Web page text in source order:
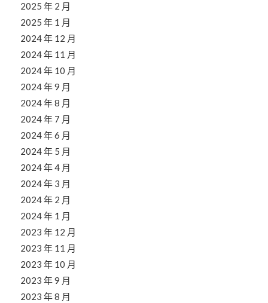
2025 年 2 月
2025 年 1 月
2024 年 12 月
2024 年 11 月
2024 年 10 月
2024 年 9 月
2024 年 8 月
2024 年 7 月
2024 年 6 月
2024 年 5 月
2024 年 4 月
2024 年 3 月
2024 年 2 月
2024 年 1 月
2023 年 12 月
2023 年 11 月
2023 年 10 月
2023 年 9 月
2023 年 8 月